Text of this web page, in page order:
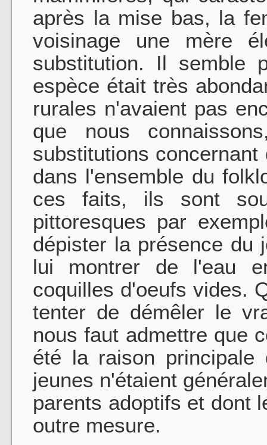
après la mise bas, la
voisinage une mère
substitution. Il semble
espèce était très
rurales n'avaient pas
que nous
substitutions
dans l'ensemble du
ces faits, ils sont
pittoresques par
dépister la présence du
lui montrer de l'eau
coquilles d'oeufs vides.
tenter de démêler le
nous faut admettre que
été la raison
jeunes n'étaient
parents adoptifs et dont
outre mesure.